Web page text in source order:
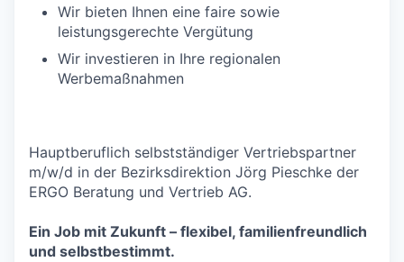
Wir bieten Ihnen eine faire sowie
leistungsgerechte Vergütung
Wir investieren in Ihre regionalen
Werbemaßnahmen
Hauptberuflich selbstständiger Vertriebspartner
m/w/d in der Bezirksdirektion Jörg Pieschke der
ERGO Beratung und Vertrieb AG.
Ein Job mit Zukunft – flexibel, familienfreundlich
und selbstbestimmt.